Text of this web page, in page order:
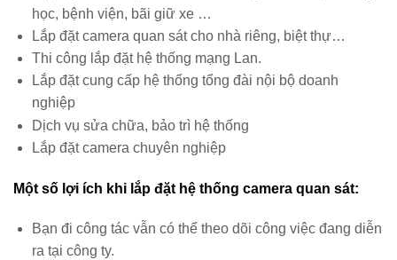
học, bệnh viện, bãi giữ xe …
Lắp đặt camera quan sát cho nhà riêng, biệt thự…
Thi công lắp đặt hệ thống mạng Lan.
Lắp đặt cung cấp hệ thống tổng đài nội bộ doanh
nghiệp
Dịch vụ sửa chữa, bảo trì hệ thống
Lắp đặt camera chuyên nghiệp
Một số lợi ích khi lắp đặt hệ thống camera quan sát:
Bạn đi công tác vẫn có thể theo dõi công việc đang diễn
ra tại công ty.